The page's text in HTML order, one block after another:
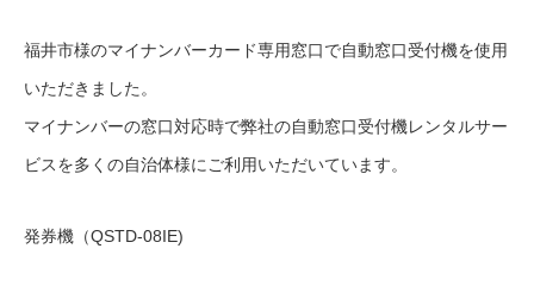
福井市様のマイナンバーカード専用窓口で自動窓口受付機を使用
いただきました。
マイナンバーの窓口対応時で弊社の自動窓口受付機レンタルサー
ビスを多くの自治体様にご利用いただいています。
発券機（QSTD-08IE)